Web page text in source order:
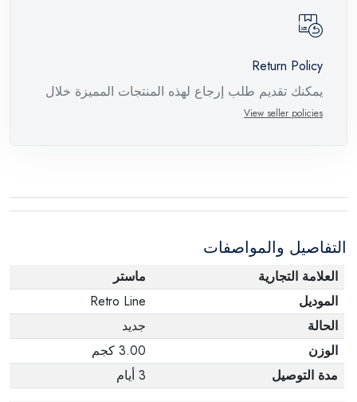
Return Policy
يمكنك تقديم طلب إرجاع لهذه المنتجات المميزة خلال
عبوته الأصلية. لاحظ أنه لا يمكن إرجاع المنتجات
وفي عبواتها الأصلية.
View seller policies
التفاصيل والمواصفات
العلامة التجارية
ماستر
الموديل
Retro Line
الحالة
جديد
الوزن
3.00 كجم
مدة التوصيل
3 أيام